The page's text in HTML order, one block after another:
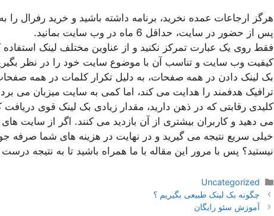
هرگز ارجاعات عمده نخرید، برنامه داشته باشید و خرید رفرال را
پس از حضور در سایت، حداقل 6 ماه در وب سایت بمانید.
فقط روی یک عبارت تمرکز نکنید و از عناوین مختلف لینک استفاده
کیفیت وب سایت و تناسب آن با موضوع سایت خود را در نظر
بک لینک دادن در همه صفحات، به دلیل تکرار کلمات در همه
ترافیک هدفمند را هدایت می کند، اما کمی به سایت میزبان می
کلیدی رقابتی که در ذهن دارید، مقدار زیادی بک لینک قوی دریافت
می دهید و کاربران بیشتری از آن بازدید می کنند. اگر از سایت
خیلی سریع نتیجه می گیرید و در نهایت در هزینه های شما صرفه
نیستید؟ پس با مرور این مقاله با ما همراه باشید تا به نتیجه
دسته‌ها
Uncategorized
ناوبری
نوشته‌ها
چگونه بک لینک طبیعی بگیریم ؟
آموزش سئو رایگان